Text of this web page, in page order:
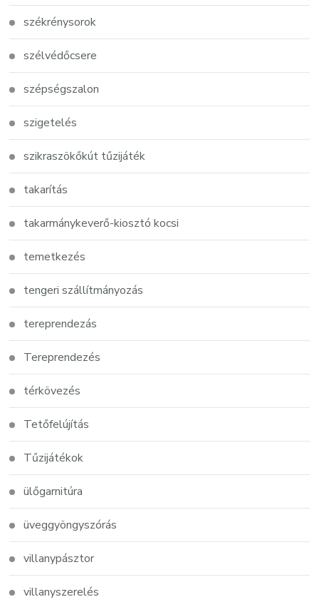
székrénysorok
szélvédőcsere
szépségszalon
szigetelés
szikraszökőkút tűzijáték
takarítás
takarmánykeverő-kiosztó kocsi
temetkezés
tengeri szállítmányozás
tereprendezás
Tereprendezés
térkövezés
Tetőfelújítás
Tűzijátékok
ülőgarnitúra
üveggyöngyszórás
villanypásztor
villanyszerelés